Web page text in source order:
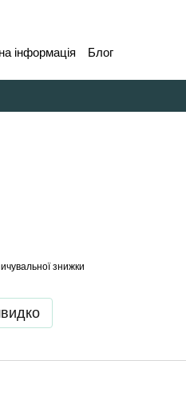
інформація Блог
знижки